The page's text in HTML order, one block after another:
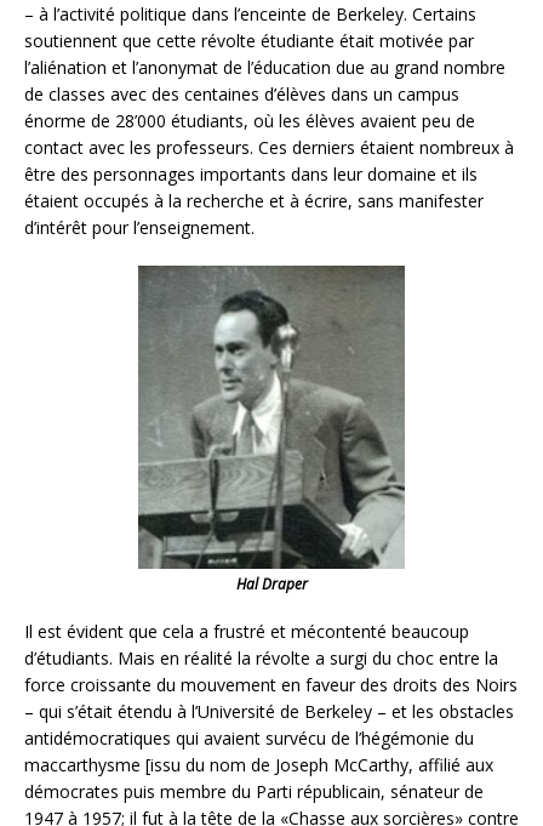
– à l’activité politique dans l’enceinte de Berkeley. Certains
soutiennent que cette révolte étudiante était motivée par
l’aliénation et l’anonymat de l’éducation due au grand nombre
de classes avec des centaines d’élèves dans un campus
énorme de 28’000 étudiants, où les élèves avaient peu de
contact avec les professeurs. Ces derniers étaient nombreux à
être des personnages importants dans leur domaine et ils
étaient occupés à la recherche et à écrire, sans manifester
d’intérêt pour l’enseignement.
Hal Draper
Il est évident que cela a frustré et mécontenté beaucoup
d’étudiants. Mais en réalité la révolte a surgi du choc entre la
force croissante du mouvement en faveur des droits des Noirs
– qui s’était étendu à l’Université de Berkeley – et les obstacles
antidémocratiques qui avaient survécu de l’hégémonie du
maccarthysme [issu du nom de Joseph McCarthy, affilié aux
démocrates puis membre du Parti républicain, sénateur de
1947 à 1957; il fut à la tête de la «Chasse aux sorcières» contre